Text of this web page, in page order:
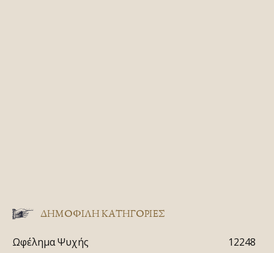
ΔΗΜΟΦΙΛΗ ΚΑΤΗΓΟΡΙΕΣ
Ωφέλημα Ψυχής
12248